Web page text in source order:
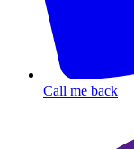
Call me back